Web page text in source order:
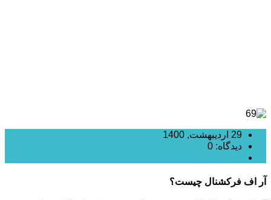
29 اردیبهشت, 1400
دیدگاه: 0
آر اف فرکشنال چیست؟